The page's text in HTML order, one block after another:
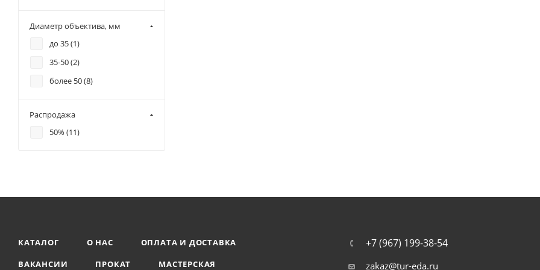
Диаметр объектива, мм
до 35 (1)
35-50 (2)
более 50 (8)
Распродажа
50% (11)
КАТАЛОГ О НАС
ОПЛАТА И ДОСТАВКА
ВАКАНСИИ
ПРОКАТ МАСТЕРСКАЯ
+7 (967) 199-38-54
zakaz@tur-eda.ru